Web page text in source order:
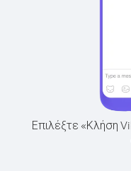
Επιλέξτε «Κλήση